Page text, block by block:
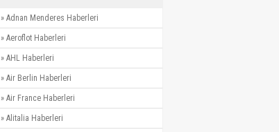
» Adnan Menderes Haberleri
» Aeroflot Haberleri
» AHL Haberleri
» Air Berlin Haberleri
» Air France Haberleri
» Alitalia Haberleri